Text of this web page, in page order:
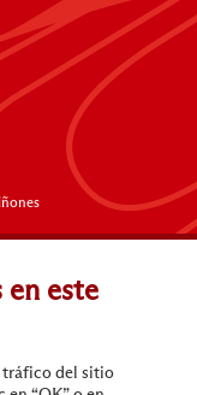
al Vino Tinto
en este
del sitio